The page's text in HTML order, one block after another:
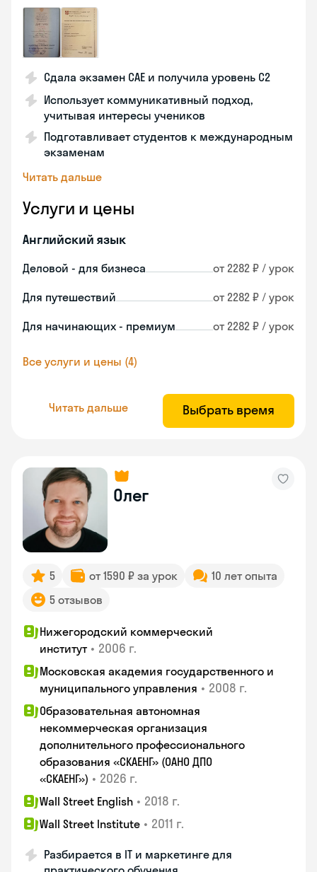
Сдала экзамен CAE и получила уровень С2
Использует коммуникативный подход,
учитывая интересы учеников
Подготавливает студентов к международным
экзаменам
Читать дальше
Услуги и цены
Английский язык
Деловой - для бизнеса от 2282 ₽ / урок
Для путешествий от 2282 ₽ / урок
Для начинающих - премиум от 2282 ₽ / урок
Все услуги и цены (4)
Читать дальше Выбрать время
Олег
5 от 1590 ₽ за урок
10 лет опыта
5 отзывов
Нижегородский коммерческий
институт • 2006 г.
Московская академия государственного и
муниципального управления • 2008 г.
Образовательная автономная
некоммерческая организация
дополнительного профессионального
образования «СКАЕНГ» (ОАНО ДПО
«СКАЕНГ») • 2026 г.
Wall Street English • 2018 г.
Wall Street Institute • 2011 г.
Разбирается в IT и маркетинге для